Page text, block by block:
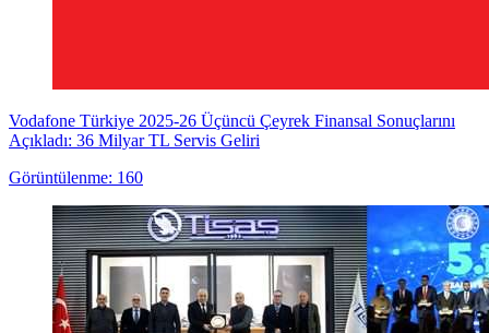
Vodafone Türkiye 2025-26 Üçüncü Çeyrek Finansal Sonuçlarını
Açıkladı: 36 Milyar TL Servis Geliri
Görüntülenme: 160